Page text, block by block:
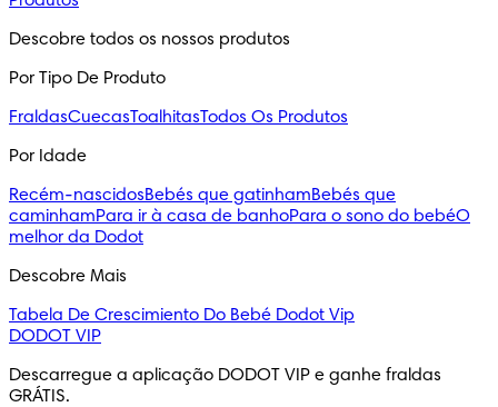
Descobre todos os nossos produtos
Por Tipo De Produto
FraldasCuecasToalhitasTodos Os Produtos
Por Idade
Recém-nascidosBebés que gatinhamBebés que
caminhamPara ir à casa de banhoPara o sono do bebéO
melhor da Dodot
Descobre Mais
Tabela De Crescimiento Do Bebé Dodot Vip
DODOT VIP
Descarregue a aplicação DODOT VIP e ganhe fraldas
GRÁTIS.